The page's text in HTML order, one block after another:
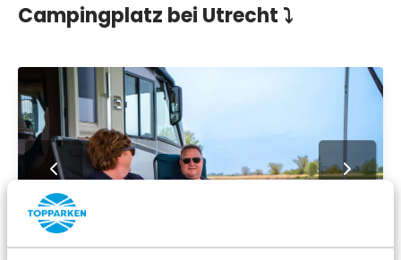
Campingplatz bei Utrecht ⤵